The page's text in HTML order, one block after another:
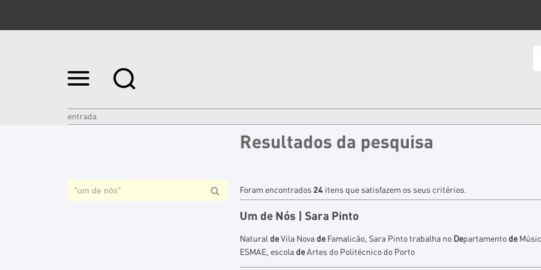
Ir
para
|
Ir
entrada
Resultados da pesquisa
Foram encontrados24 itens que satisfazem os seus critérios.
Um de Nós | Sara Pinto
Natural deVila Nova de Famalicão, Sara Pinto trabalha no Departamento de
ESMAE, escola deArtes do Politécnico do Porto